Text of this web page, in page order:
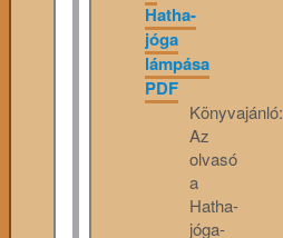
Hatha-
jóga
lámpása
PDF
Könyvajánló:
Az
olvasó
a
Hatha-
jóga-